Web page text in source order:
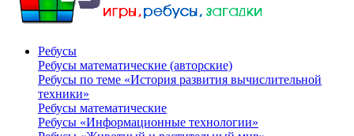
Ребусы
Ребусы математические (авторские)
Ребусы по теме «История развития вычислительной
техники»
Ребусы математические
Ребусы «Информационные технологии»